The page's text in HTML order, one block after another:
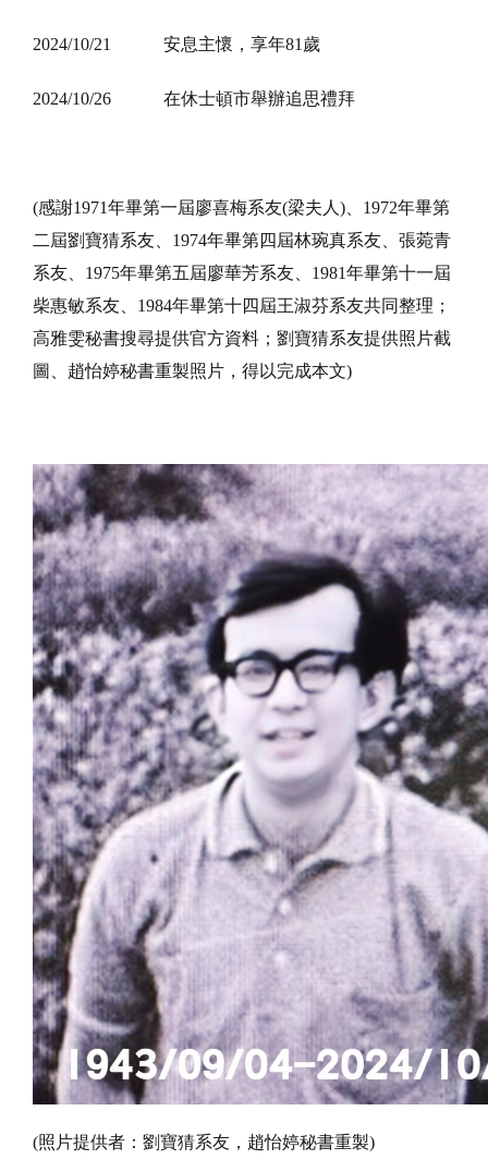
2024/10/21 安息主懷，享年81歲
2024/10/26 在休士頓市舉辦追思禮拜
(感謝1971年畢第一屆廖喜梅系友(梁夫人)、1972年畢第
二屆劉寶猜系友、1974年畢第四屆林琬真系友、張菀青
系友、1975年畢第五屆廖華芳系友、1981年畢第十一屆
柴惠敏系友、1984年畢第十四屆王淑芬系友共同整理；
高雅雯秘書搜尋提供官方資料；劉寶猜系友提供照片截
圖、趙怡婷秘書重製照片，得以完成本文)
(照片提供者：劉寶猜系友，趙怡婷秘書重製)